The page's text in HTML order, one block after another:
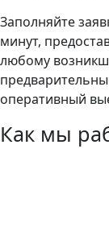
Заполняйте
минут,
любому
оперативный
Как мы